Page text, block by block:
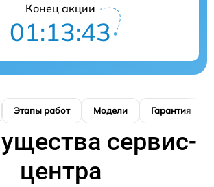
Конец акции
01:13:42
Этапы работ Модели Гарантия
сервис-
центра